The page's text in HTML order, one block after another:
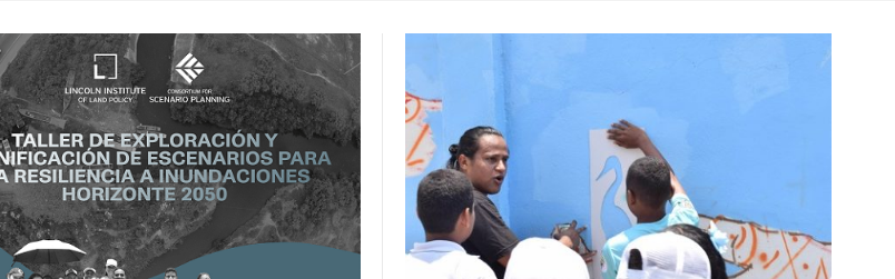
es una de las ciudades
para una nueva
sobre planificación de
exploratorios para
desastres
Turismo Comunitario: Detonador
de desarrollo local en barrios de
origen informal